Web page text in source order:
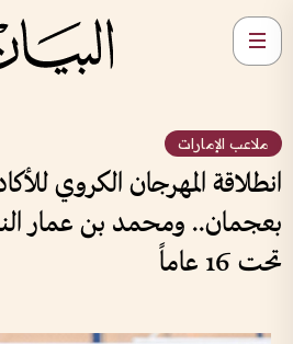
ملاعب الإمارات
انطلاقة المهرجان الكروي
بعجمان.. ومحمد بن عمار
تحت 16 عاماً